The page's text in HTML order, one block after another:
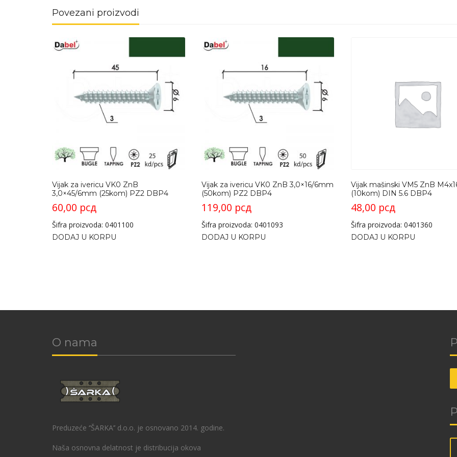
Povezani proizvodi
Vijak za ivericu VK0 ZnB
3,0×45/6mm (25kom) PZ2 DBP4
60,00 рсд
Šifra proizvoda: 0401100
DODAJ U KORPU
Vijak za ivericu VK0 ZnB 3,0×16/6mm
(50kom) PZ2 DBP4
119,00 рсд
Šifra proizvoda: 0401093
DODAJ U KORPU
Vijak mašinski VM5 ZnB
(10kom) DIN 5.6 DBP4
48,00 рсд
Šifra proizvoda: 0401360
DODAJ U KORPU
O nama
Preduzeće ‘’ŠARKA’’ d.o.o. je osnovano 2014. godine.
Naša osnovna delatnost je distribucija okova